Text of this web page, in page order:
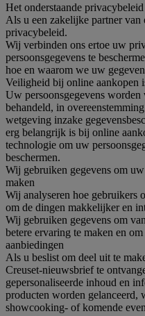
Het onderstaande
Als u een zakelijke partner van
privacybeleid.
Wij verbinden ons ertoe uw
persoonsgegevens te
hoe en waarom we uw
Veiligheid bij online aankopen
Uw persoonsgegevens
behandeld, in
wetgeving inzake
erg belangrijk is bij online
technologie om uw
beschermen.
Wij gebruiken gegevens om
maken
Wij analyseren hoe gebruikers
om de dingen makkelijker en
Wij gebruiken gegevens om
betere ervaring te maken en
aanbiedingen
Als u beslist om deel uit te
Creuset-nieuwsbrief te
gepersonaliseerde inhoud en
producten worden gelanceerd,
showcooking- of komende